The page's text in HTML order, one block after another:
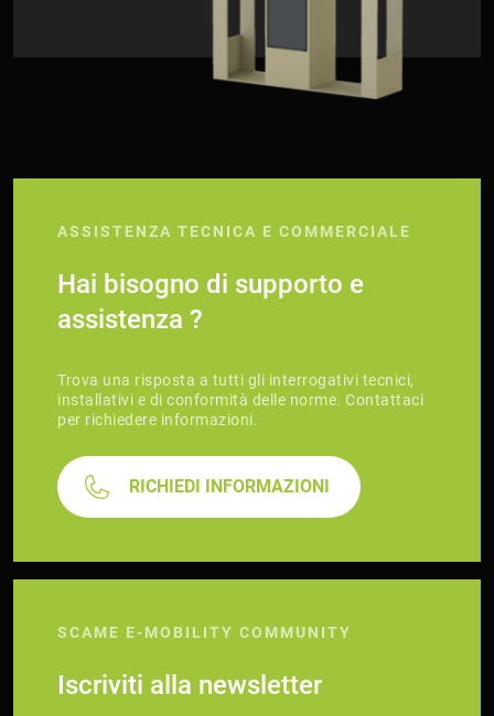
ASSISTENZA TECNICA E COMMERCIALE
Hai bisogno di supporto e
assistenza ?
Trova una risposta a tutti gli interrogativi tecnici,
installativi e di conformità delle norme. Contattaci
per richiedere informazioni.
RICHIEDI INFORMAZIONI
SCAME E-MOBILITY COMMUNITY
Iscriviti alla newsletter